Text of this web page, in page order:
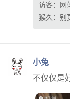
访客：
网
猴久： 别
小兔
不仅仅是